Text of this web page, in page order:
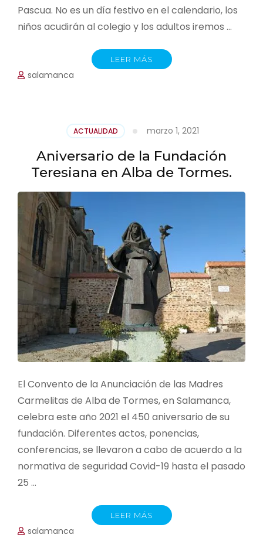
Pascua. No es un día festivo en el calendario, los
niños acudirán al colegio y los adultos iremos …
LEER MÁS
salamanca
ACTUALIDAD marzo 1, 2021
Aniversario de la Fundación
Teresiana en Alba de Tormes.
El Convento de la Anunciación de las Madres
Carmelitas de Alba de Tormes, en Salamanca,
celebra este año 2021 el 450 aniversario de su
fundación. Diferentes actos, ponencias,
conferencias, se llevaron a cabo de acuerdo a la
normativa de seguridad Covid-19 hasta el pasado
25 …
LEER MÁS
salamanca